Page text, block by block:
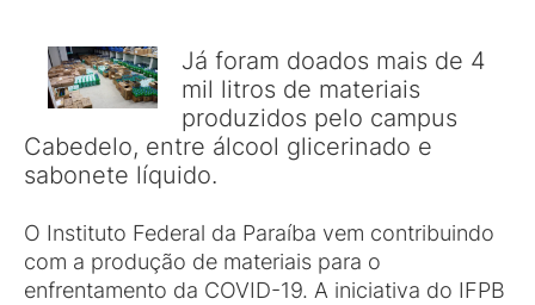
Já foram doados mais de 4
mil litros de materiais
produzidos pelo campus
Cabedelo, entre álcool glicerinado e
sabonete líquido.
O Instituto Federal da Paraíba vem contribuindo
com a produção de materiais para o
enfrentamento da COVID-19. A iniciativa do IFPB